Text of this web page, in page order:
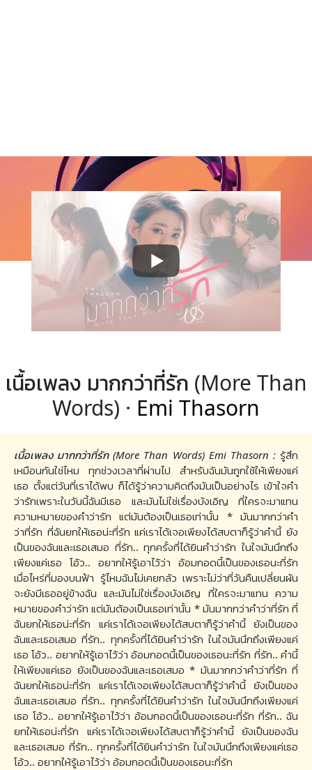
เนื้อเพลง มากกว่าที่รัก (More Than
Words) · Emi Thasorn
เนื้อเพลง มากกว่าที่รัก (More Than Words) Emi Thasorn : รู้สึก
เหมือนกันใช่ไหม ทุกช่วงเวลาที่ผ่านไป สำหรับฉันมันถูกใช้ให้เพียงแค่
เธอ ตั้งแต่วันที่เราได้พบ ก็ได้รู้ว่าความคิดถึงมันเป็นอย่างไร เข้าใจคำ
ว่ารักเพราะในวันนี้ฉันมีเธอ และมันไม่ใช่เรื่องบังเอิญ ที่ใครจะมาแทน
ความหมายของคำว่ารัก แต่มันต้องเป็นเธอเท่านั้น * มันมากกว่าคำ
ว่าที่รัก ที่ฉันยกให้เธอน่ะที่รัก แค่เราได้เจอเพียงได้สบตาก็รู้ว่าคำนี้ ยัง
เป็นของฉันและเธอเสมอ ที่รัก.. ทุกครั้งที่ได้ยินคำว่ารัก ในใจมันนึกถึง
เพียงแค่เธอ โอ้ว.. อยากให้รู้เอาไว้ว่า อ้อมกอดนี้เป็นของเธอนะที่รัก
เมื่อไหร่ที่มองบนฟ้า รู้ไหมฉันไม่เคยกลัว เพราะไม่ว่ากี่วันคืนเปลี่ยนผัน
จะยังมีเธออยู่ข้างฉัน และมันไม่ใช่เรื่องบังเอิญ ที่ใครจะมาแทน ความ
หมายของคำว่ารัก แต่มันต้องเป็นเธอเท่านั้น * มันมากกว่าคำว่าที่รัก ที่
ฉันยกให้เธอน่ะที่รัก แค่เราได้เจอเพียงได้สบตาก็รู้ว่าคำนี้ ยังเป็นของ
ฉันและเธอเสมอ ที่รัก.. ทุกครั้งที่ได้ยินคำว่ารัก ในใจมันนึกถึงเพียงแค่
เธอ โอ้ว.. อยากให้รู้เอาไว้ว่า อ้อมกอดนี้เป็นของเธอนะที่รัก ที่รัก.. คำนี้
ให้เพียงแค่เธอ ยังเป็นของฉันและเธอเสมอ * มันมากกว่าคำว่าที่รัก ที่
ฉันยกให้เธอน่ะที่รัก แค่เราได้เจอเพียงได้สบตาก็รู้ว่าคำนี้ ยังเป็นของ
ฉันและเธอเสมอ ที่รัก.. ทุกครั้งที่ได้ยินคำว่ารัก ในใจมันนึกถึงเพียงแค่
เธอ โอ้ว.. อยากให้รู้เอาไว้ว่า อ้อมกอดนี้เป็นของเธอนะที่รัก ที่รัก.. ฉัน
ยกให้เธอน่ะที่รัก แค่เราได้เจอเพียงได้สบตาก็รู้ว่าคำนี้ ยังเป็นของฉัน
และเธอเสมอ ที่รัก.. ทุกครั้งที่ได้ยินคำว่ารัก ในใจมันนึกถึงเพียงแค่เธอ
โอ้ว.. อยากให้รู้เอาไว้ว่า อ้อมกอดนี้เป็นของเธอนะที่รัก